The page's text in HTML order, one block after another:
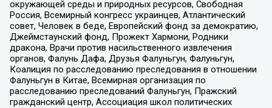
окружающей среды и природных ресурсов, Свободная
Россия, Всемирный конгресс украинцев, Атлантический
совет, Человек в беде, Европейский фонд за демократию,
Джеймстаунский фонд, Прожект Хармони, Родники
дракона, Врачи против насильственного извлечения
органов, Фалунь Дафа, Друзья Фалуньгун, Фалуньгун,
Коалиция по расследованию преследования в отношении
Фалуньгун в Китае, Всемирная организация по
расследованию преследований Фалуньгун, Пражский
гражданский центр, Ассоциация школ политических